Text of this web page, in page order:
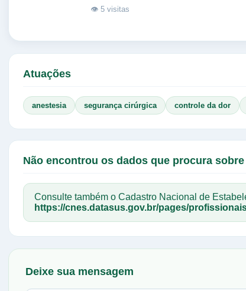
👁 5 visitas
Atuações
anestesia segurança cirúrgica controle da dor
Não encontrou os dados que procura
Consulte também o Cadastro Nacional de
https://cnes.datasus.gov.br/pages/
Deixe sua mensagem